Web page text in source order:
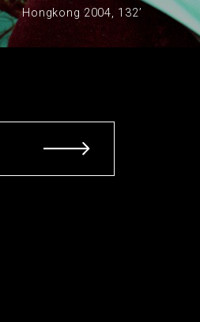
Hongkong 2004, 132’